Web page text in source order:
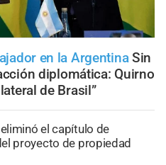
en la Argentina Sin
diplomática: Quirno
de Brasil”
el capítulo de
proyecto de propiedad